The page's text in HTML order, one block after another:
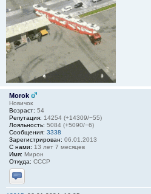
Morok
Новичок
Возраст: 54
Репутация: 14254 (+14309/−55)
Лояльность: 5084 (+5090/−6)
Сообщения: 3338
Зарегистрирован: 06.01.2013
С нами: 13 лет 7 месяцев
Имя: Мирон
Откуда: СССР
Отправить личное сообщение